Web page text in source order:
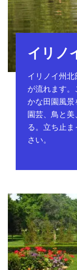
イリノ
イリノイ州北
が流れます
かな田園風景
園芸、鳥と
る。立ち止
さい。
カンティニー・パ